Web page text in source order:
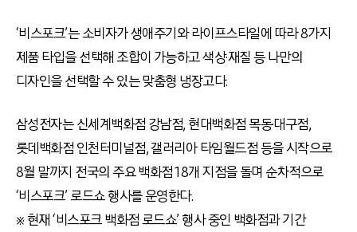
‘비스포크’는 소비자가 생애주기와 라이프스타일에 따라 8가지
제품 타입을 선택해 조합이 가능하고 색상·재질 등 나만의
디자인을 선택할 수 있는 맞춤형 냉장고다.
삼성전자는 신세계백화점 강남점, 현대백화점 목동·대구점,
롯데백화점 인천터미널점, 갤러리아 타임월드점 등을 시작으로
8월 말까지 전국의 주요 백화점 18개 지점을 돌며 순차적으로
‘비스포크’ 로드쇼 행사를 운영한다.
※ 현재 ‘비스포크 백화점 로드쇼’ 행사 중인 백화점과 기간